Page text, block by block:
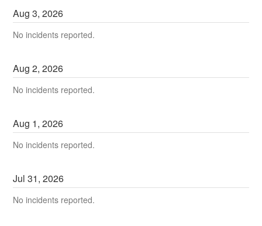
Aug3,2026
No incidents reported.
Aug2,2026
No incidents reported.
Aug 1,2026
No incidents reported.
Jul31,2026
No incidents reported.